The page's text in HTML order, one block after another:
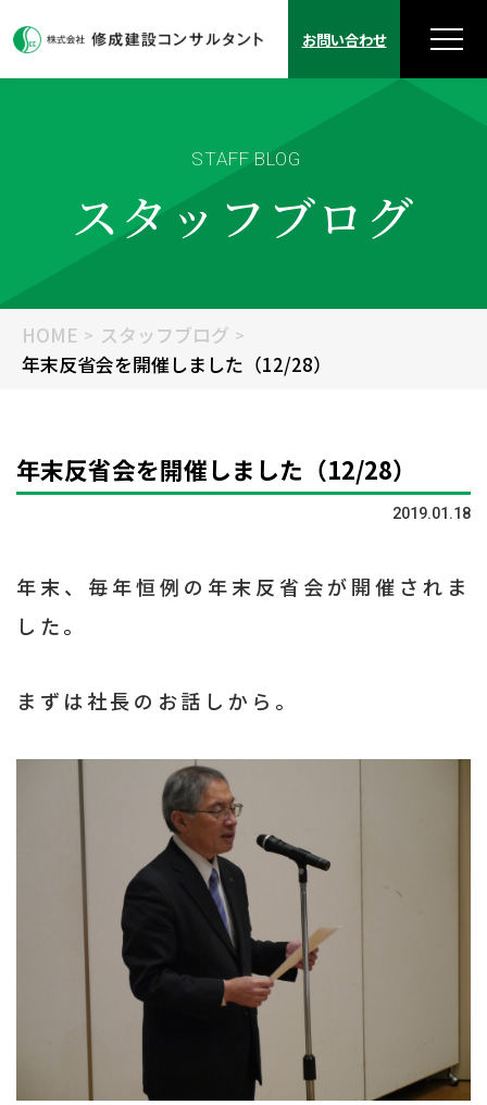
お問い合わせ
STAFF BLOG
スタッフブログ
HOME
スタッフブログ
年末反省会を開催しました（12/28）
年末反省会を開催しました（12/28）
2019.01.18
年末、毎年恒例の年末反省会が開催されま
した。
まずは社長のお話しから。